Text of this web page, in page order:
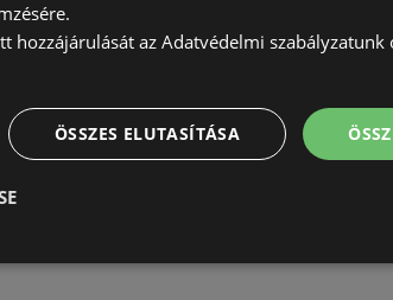
hozzájárulását az Adatvédelmi
ÖSSZES ELUTASÍTÁSA